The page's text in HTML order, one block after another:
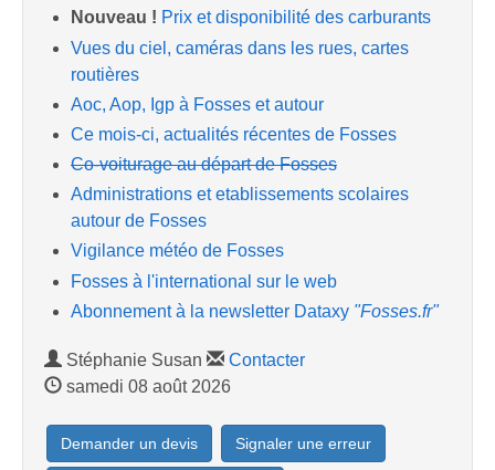
Nouveau ! Prix et disponibilité des carburants
Vues du ciel, caméras dans les rues, cartes
routières
Aoc, Aop, Igp à Fosses et autour
Ce mois-ci, actualités récentes de Fosses
Co-voiturage au départ de Fosses
Administrations et etablissements scolaires
autour de Fosses
Vigilance météo de Fosses
Fosses à l'international sur le web
Abonnement à la newsletter Dataxy "Fosses.fr"
Stéphanie Susan
Contacter
samedi 08 août 2026
Demander un devis Signaler une erreur